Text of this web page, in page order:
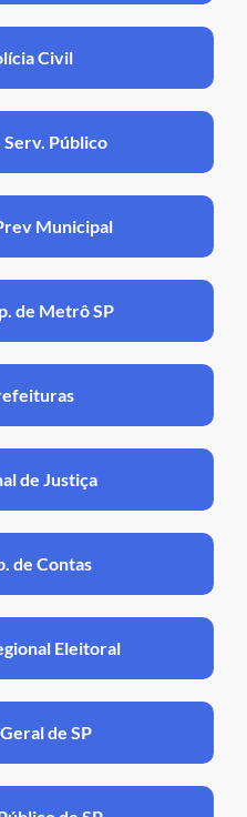
Civil
Serv. Público
Municipal
de Metrô SP
de Justiça
de Contas
Eleitoral
de SP